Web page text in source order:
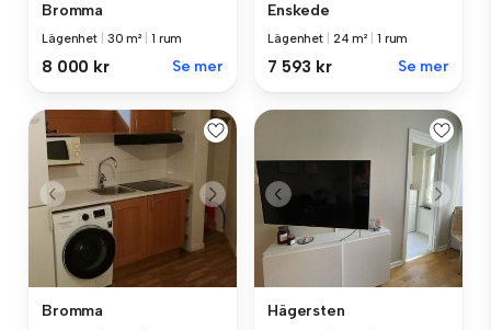
Bromma
Lägenhet 30 m² 1 rum
8 000 kr Se mer
Enskede
Lägenhet 24 m² 1 rum
7 593 kr Se mer
Bromma Hägersten